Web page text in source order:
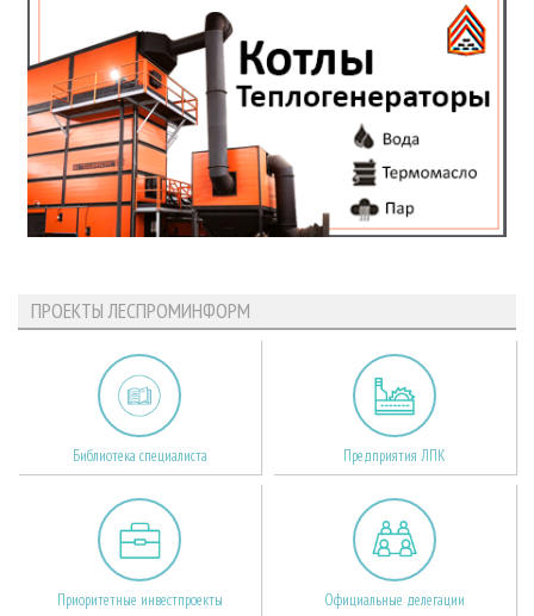
ПРОЕКТЫ ЛЕСПРОМИНФОРМ
Библиотека специалиста Предприятия ЛПК
Приоритетные инвестпроекты Официальные делегации